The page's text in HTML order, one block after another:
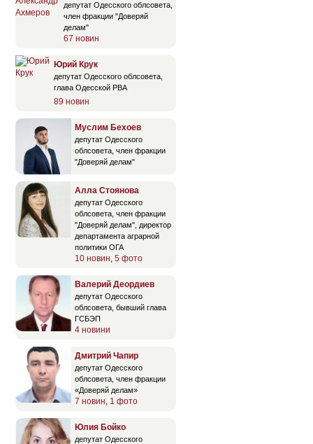
депутат Одесского облсовета,
член фракции "Доверяй
делам"
67 новин
Юрий Крук
депутат Одесского облсовета,
глава Одесской РВА
89 новин
Муслим Бехоев
депутат Одесского
облсовета, член фракции
"Доверяй делам"
Алла Стоянова
депутат Одесского
облсовета, член фракции
"Доверяй делам", директор
департамента аграрной
политики ОГА
10 новин, 5 фото
Валерий Деордиев
депутат Одесского
облсовета, бывший глава
ГСБЭП
4 новини
Дмитрий Чапир
депутат Одесского
облсовета, член фракции
«Доверяй делам»
7 новин, 1 фото
Юлия Бойко
депутат Одесского